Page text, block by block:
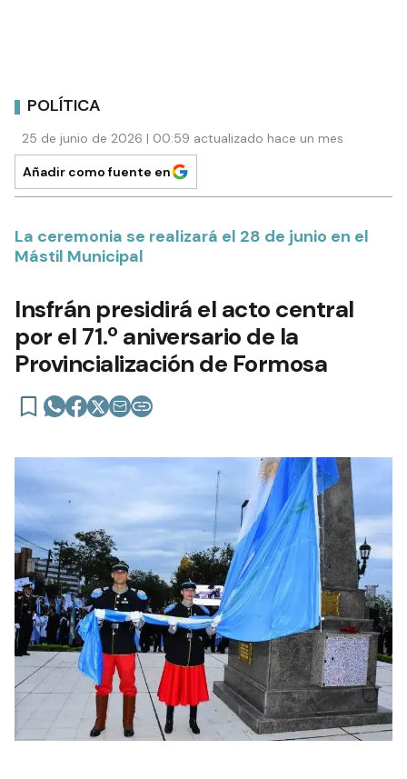
POLÍTICA
25 de junio de 2026 | 00:59 actualizado hace un mes
Añadir como fuente en
La ceremonia se realizará el 28 de junio en el
Mástil Municipal
Insfrán presidirá el acto central
por el 71.º aniversario de la
Provincialización de Formosa